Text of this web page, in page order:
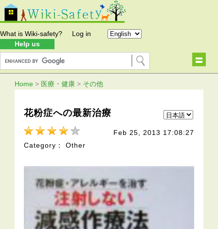
What is Wiki-safety?
Help us
Log in
Home > 医療・健康 > その他
花粉症への最新治療
Feb 25, 2013 17:08:27
Category： Other